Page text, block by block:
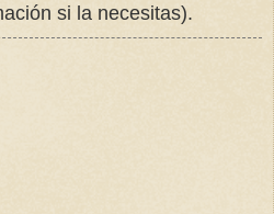
si la necesitas).